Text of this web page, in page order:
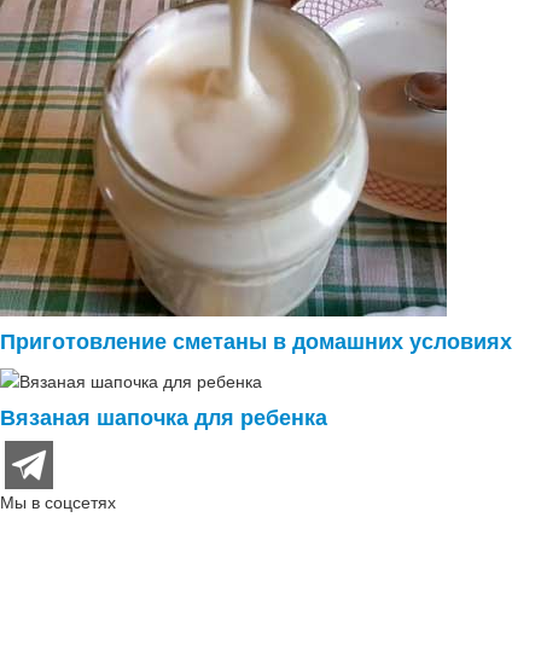
Приготовление сметаны в домашних условиях
Вязаная шапочка для ребенка
Мы в соцсетях